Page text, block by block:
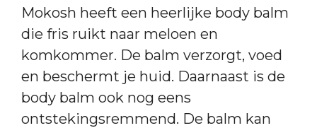
Mokosh heeft een heerlijke body balm
die fris ruikt naar meloen en
komkommer. De balm verzorgt, voed
en beschermt je huid. Daarnaast is de
body balm ook nog eens
ontstekingsremmend. De balm kan